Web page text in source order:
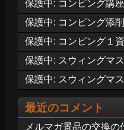
保護中: コンピング講
保護中: コンピング添削
保護中: コンピング１
保護中: スウィングマ
保護中: スウィングマ
最近のコメント
メルマガ景品の交換の